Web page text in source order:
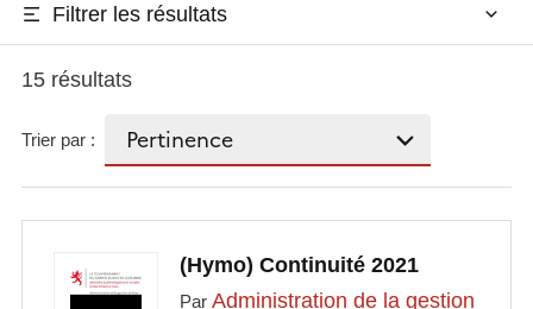
Filtrer les résultats
15 résultats
Trier par :
(Hymo) Continuité 2021
Par Administration de la gestion